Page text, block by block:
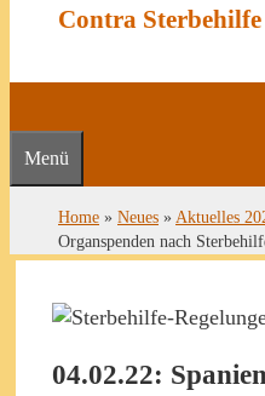
Contra
Menü
Home » Neues » Aktuelles
Organspenden nach
04.02.22: